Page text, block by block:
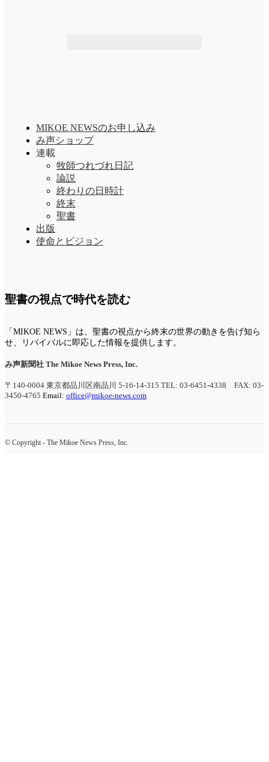
MIKOE NEWSのお申し込み
み声ショップ
連載
牧師つれづれ日記
論説
終わりの日時計
終末
聖書
出版
使命とビジョン
聖書の視点で時代を読む
「MIKOE NEWS」は、聖書の視点から終末の世界の動きを告げ知ら
せ、リバイバルに即応した情報を提供します。
み声新聞社 The Mikoe News Press, Inc.
〒140-0004 東京都品川区南品川 5-16-14-315 TEL: 03-6451-4338 FAX: 03-
3450-4765 Email: office@mikoe-news.com
© Copyright - The Mikoe News Press, Inc.